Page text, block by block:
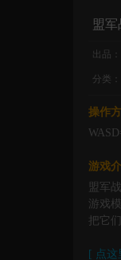
盟军
出品
分类：
操作
游戏
盟军
游戏
把它
[ 点这